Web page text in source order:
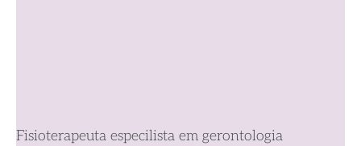
Fisioterapeuta especilista em gerontologia